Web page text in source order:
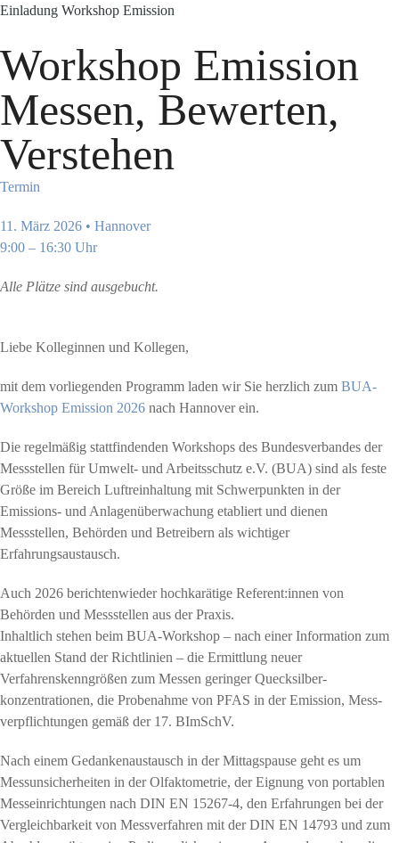
Einladung Workshop Emission
Workshop Emission
Messen, Bewerten,
Verstehen
Termin
11. März 2026 • Hannover
9:00 – 16:30 Uhr
Alle Plätze sind ausgebucht.
Liebe Kolleginnen und Kollegen,
mit dem vorliegenden Programm laden wir Sie herzlich zum BUA-
Workshop Emission 2026 nach Hannover ein.
Die regelmäßig stattfindenden Workshops des Bundesverbandes der
Messstellen für Umwelt- und Arbeitsschutz e.V. (BUA) sind als feste
Größe im Bereich Luftreinhaltung mit Schwerpunkten in der
Emissions- und Anlagenüberwachung etabliert und dienen
Messstellen, Behörden und Betreibern als wichtiger
Erfahrungsaustausch.
Auch 2026 berichtenwieder hochkarätige Referent:innen von
Behörden und Messstellen aus der Praxis.
Inhaltlich stehen beim BUA-Workshop – nach einer Information zum
aktuellen Stand der Richtlinien – die Ermittlung neuer
Verfahrenskenngrößen zum Messen geringer Quecksilber­
konzentrationen, die Probenahme von PFAS in der Emission, Mess­
verpflichtungen gemäß der 17. BImSchV.
Nach einem Gedanken­austausch in der Mittagspause geht es um
Mess­unsicher­heiten in der Olfaktometrie, der Eignung von portablen
Mess­einrichtungen nach DIN EN 15267-4, den Erfahrungen bei der
Vergleichbarkeit von Messverfahren mit der DIN EN 14793 und zum